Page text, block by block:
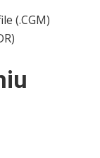
(.CGM)